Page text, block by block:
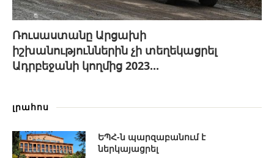
Ռուսաստանը Արցախի
իշխանություններին չի տեղեկացրել
Ադրբեջանի կողմից 2023...
լրահոս
ԵՊՀ-ն պարզաբանում է
ներկայացրել